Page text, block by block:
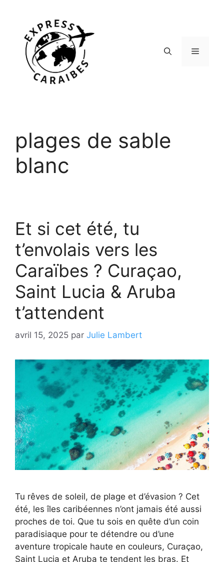
contenu
Menu
plages de sable
blanc
Et si cet été, tu
t’envolais vers les
Caraïbes ? Curaçao,
Saint Lucia & Aruba
t’attendent
avril 15, 2025 par Julie Lambert
Tu rêves de soleil, de plage et d’évasion ? Cet
été, les îles caribéennes n’ont jamais été aussi
proches de toi. Que tu sois en quête d’un coin
paradisiaque pour te détendre ou d’une
aventure tropicale haute en couleurs, Curaçao,
Saint Lucia et Aruba te tendent les bras. Et